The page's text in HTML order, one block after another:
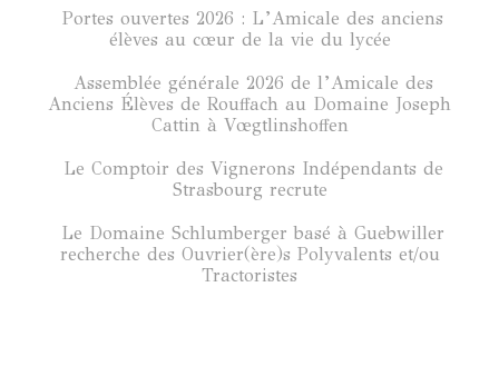
Portes ouvertes 2026 : L’Amicale des anciens
élèves au cœur de la vie du lycée
Assemblée générale 2026 de l’Amicale des
Anciens Élèves de Rouffach au Domaine Joseph
Cattin à Vœgtlinshoffen
Le Comptoir des Vignerons Indépendants de
Strasbourg recrute
Le Domaine Schlumberger basé à Guebwiller
recherche des Ouvrier(ère)s Polyvalents et/ou
Tractoristes